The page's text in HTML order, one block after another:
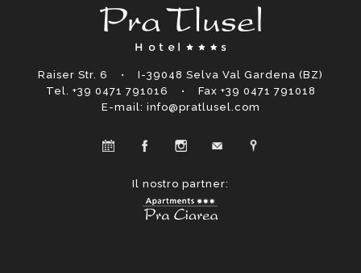
Raiser Str. 6 • I-39048 Selva Val Gardena (BZ)
Tel. +39 0471 791016 • Fax +39 0471 791018
E-mail: info@pratlusel.com
Il nostro partner: